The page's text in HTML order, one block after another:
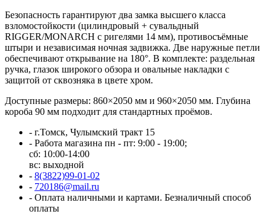
Безопасность гарантируют два замка высшего класса
взломостойкости (цилиндровый + сувальдный
RIGGER/MONARCH с ригелями 14 мм), противосъёмные
штыри и независимая ночная задвижка. Две наружные петли
обеспечивают открывание на 180°. В комплекте: раздельная
ручка, глазок широкого обзора и овальные накладки с
защитой от сквозняка в цвете хром.
Доступные размеры: 860×2050 мм и 960×2050 мм. Глубина
короба 90 мм подходит для стандартных проёмов.
- г.Томск, Чулымский тракт 15
- Работа магазина пн - пт: 9:00 - 19:00;
сб: 10:00-14:00
вс: выходной
- 8(3822)99-01-02
- 720186@mail.ru
- Оплата наличными и картами. Безналичный способ
оплаты